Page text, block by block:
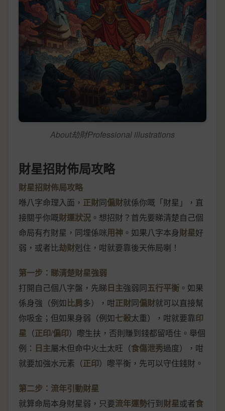
About劫財Professional illustrations
財星招財佈局攻略
財星招財佈局攻略
喺八字命理入面， 正財同偏財就係你嘅「財星」，直
接關乎你嘅財運狀況 。想招財？首先要睇清楚自己個
命局有冇財星，同埋係咪用神 。如果八字本身財星好
弱，或者比劫財剋住，咁就要靠後天佈局喇！
第一步：睇清楚財星強弱
打開自己個八字盤，先睇日主強弱同五行平衡 。如果
係身強（例如比肩多），咁正財同偏財就可以直接幫
你吸金；但如果身弱（例如七殺太重），咁就要靠印
星 （正印/偏印）嚟生扶，否則賺到錢都留唔住。舉個
例： 日主屬木但命中火土太旺（食傷泄秀過度），咁
就要加強水元素（正印）嚟平衡，先可以守住錢財。
第二步：流年引動財星
就算命局本身財星弱，只要流年運勢行到財星或者食